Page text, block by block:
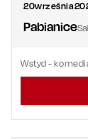
20września
Pabianice
Wstyd -